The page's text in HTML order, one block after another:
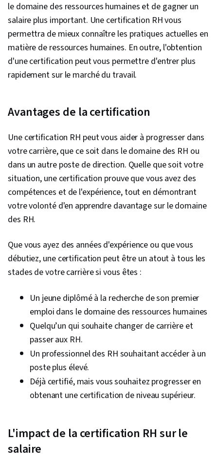
performance, Communication stratégique
le domaine des ressources humaines et de gagner un
salaire plus important. Une certification RH vous
permettra de mieux connaître les pratiques actuelles en
matière de ressources humaines. En outre, l'obtention
d'une certification peut vous permettre d'entrer plus
rapidement sur le marché du travail.
Avantages de la certification
Une certification RH peut vous aider à progresser dans
votre carrière, que ce soit dans le domaine des RH ou
dans un autre poste de direction. Quelle que soit votre
situation, une certification prouve que vous avez des
compétences et de l'expérience, tout en démontrant
votre volonté d'en apprendre davantage sur le domaine
des RH.
Que vous ayez des années d'expérience ou que vous
débutiez, une certification peut être un atout à tous les
stades de votre carrière si vous êtes :
Un jeune diplômé à la recherche de son premier
emploi dans le domaine des ressources humaines
Quelqu’un qui souhaite changer de carrière et
passer aux RH.
Un professionnel des RH souhaitant accéder à un
poste plus élevé.
Déjà certifié, mais vous souhaitez progresser en
obtenant une certification de niveau supérieur.
L'impact de la certification RH sur le
salaire